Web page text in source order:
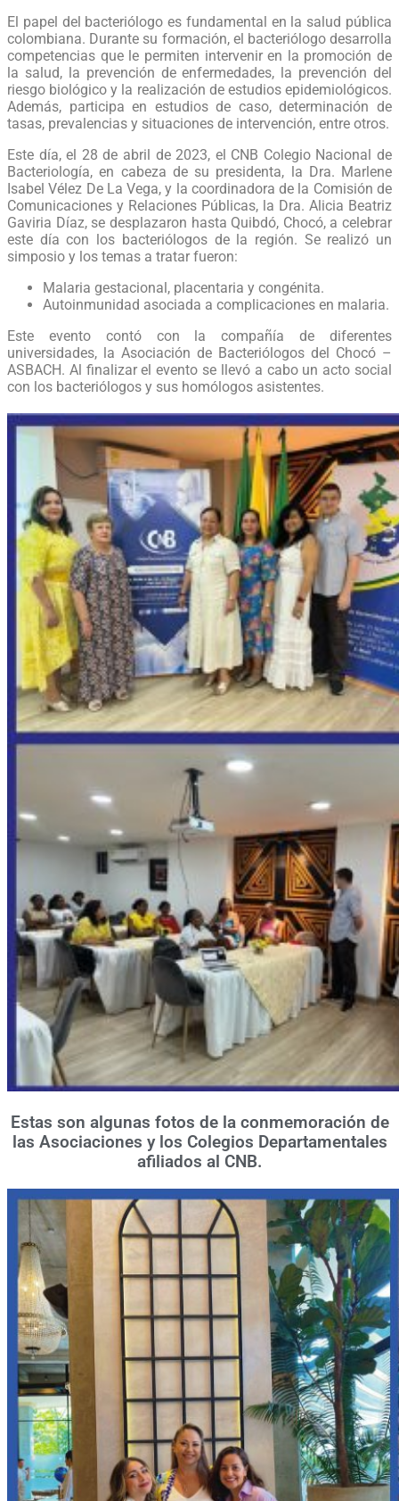
El papel del bacteriólogo es fundamental en la salud pública
colombiana. Durante su formación, el bacteriólogo desarrolla
competencias que le permiten intervenir en la promoción de
la salud, la prevención de enfermedades, la prevención del
riesgo biológico y la realización de estudios epidemiológicos.
Además, participa en estudios de caso, determinación de
tasas, prevalencias y situaciones de intervención, entre otros.
Este día, el 28 de abril de 2023, el CNB Colegio Nacional de
Bacteriología, en cabeza de su presidenta, la Dra. Marlene
Isabel Vélez De La Vega, y la coordinadora de la Comisión de
Comunicaciones y Relaciones Públicas, la Dra. Alicia Beatriz
Gaviria Díaz, se desplazaron hasta Quibdó, Chocó, a celebrar
este día con los bacteriólogos de la región. Se realizó un
simposio y los temas a tratar fueron:
Malaria gestacional, placentaria y congénita.
Autoinmunidad asociada a complicaciones en malaria.
Este evento contó con la compañía de diferentes
universidades, la Asociación de Bacteriólogos del Chocó –
ASBACH. Al finalizar el evento se llevó a cabo un acto social
con los bacteriólogos y sus homólogos asistentes.
Estas son algunas fotos de la conmemoración de
las Asociaciones y los Colegios Departamentales
afiliados al CNB.